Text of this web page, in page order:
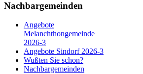
Nachbargemeinden
Angebote
Melanchthongemeinde
2026-3
Angebote Sindorf 2026-3
Wußten Sie schon?
Nachbargemeinden